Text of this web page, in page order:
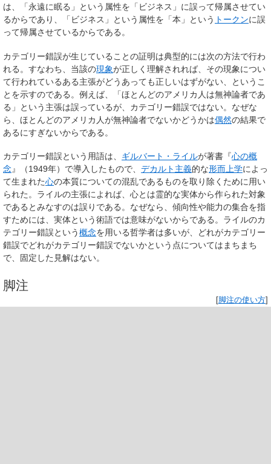
は、「永遠に眠る」という属性を「ビジネス」に誤って帰属させてい
るからであり、「ビジネス」という属性を「本」という トークンに誤
って帰属させているからである。
カテゴリー錯誤が生じていることの証明は典型的には次の方法で行わ
れる。すなわち、当該の現象が正しく理解されれば、その現象につい
て行われているある主張がどうあっても正しいはずがない、というこ
とを示すのである。例えば、「ほとんどのアメリカ人は無神論者であ
る」という主張は誤っているが、カテゴリー錯誤ではない。なぜな
ら、ほとんどのアメリカ人が無神論者でないかどうかは偶然の結果で
あるにすぎないからである。
カテゴリー錯誤という用語は、 ギルバート・ライルが著書『心の概
念』（1949年）で導入したもので、 デカルト主義的な形而上学によっ
て生まれた心の本質についての混乱であるものを取り除くために用い
られた。ライルの主張によれば、心とは霊的な実体から作られた対象
であるとみなすのは誤りである。なぜなら、傾向性や能力の集合を指
すためには、実体という術語では意味がないからである。ライルのカ
テゴリー錯誤という概念を用いる哲学者は多いが、どれがカテゴリー
錯誤でどれがカテゴリー錯誤でないかという点についてはまちまち
で、固定した見解はない。
脚注
脚注の使い方